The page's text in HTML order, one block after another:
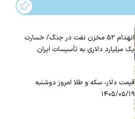
انهدام ۵۲ مخزن نفت در جنگ/ خسارت
یک میلیارد دلاری به تأسیسات ایران
قیمت دلار، سکه و طلا امروز دوشنبه
۱۴۰۵/۰۵/۱۹